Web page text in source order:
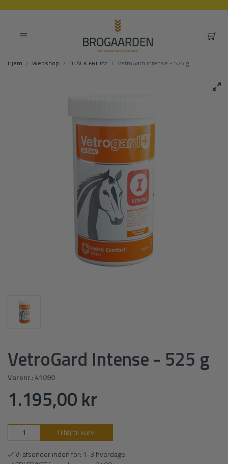
Hjem Webshop BLACK FRIDAY VetroGard Intense - 525 g
VetroGard Intense - 525 g
Varenr.:41090
1.195,00 kr
Tilføj til kurv
Vi afsender inden for: 1-3 hverdage